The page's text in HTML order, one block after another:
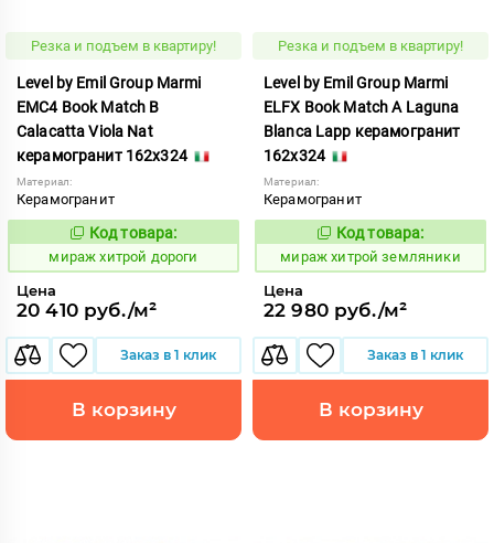
Резка и подъем в квартиру!
Level by Emil Group Marmi
EMC4 Book Match B
Calacatta Viola Nat
керамогранит 162x324
Материал:
Керамогранит
998397
Код товара:
мираж хитрой дороги
Цена
20 410 руб./м²
Заказ в 1 клик
В корзину
Резка и подъем в квартиру!
Level by Emil Group Marmi
ELFX Book Match A Laguna
Blanca Lapp керамогранит
162x324
Материал:
Керамогранит
998406
Код товара:
мираж хитрой земляники
Цена
22 980 руб./м²
Заказ в 1 клик
В корзину